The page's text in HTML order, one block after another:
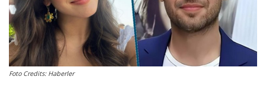
English
Foto Credits: Haberler